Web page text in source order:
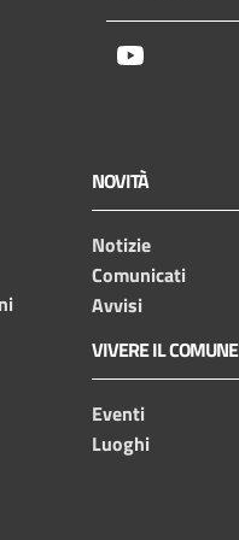
NOVITÀ
Notizie
Comunicati
Avvisi
VIVERE IL COMUNE
Eventi
Luoghi